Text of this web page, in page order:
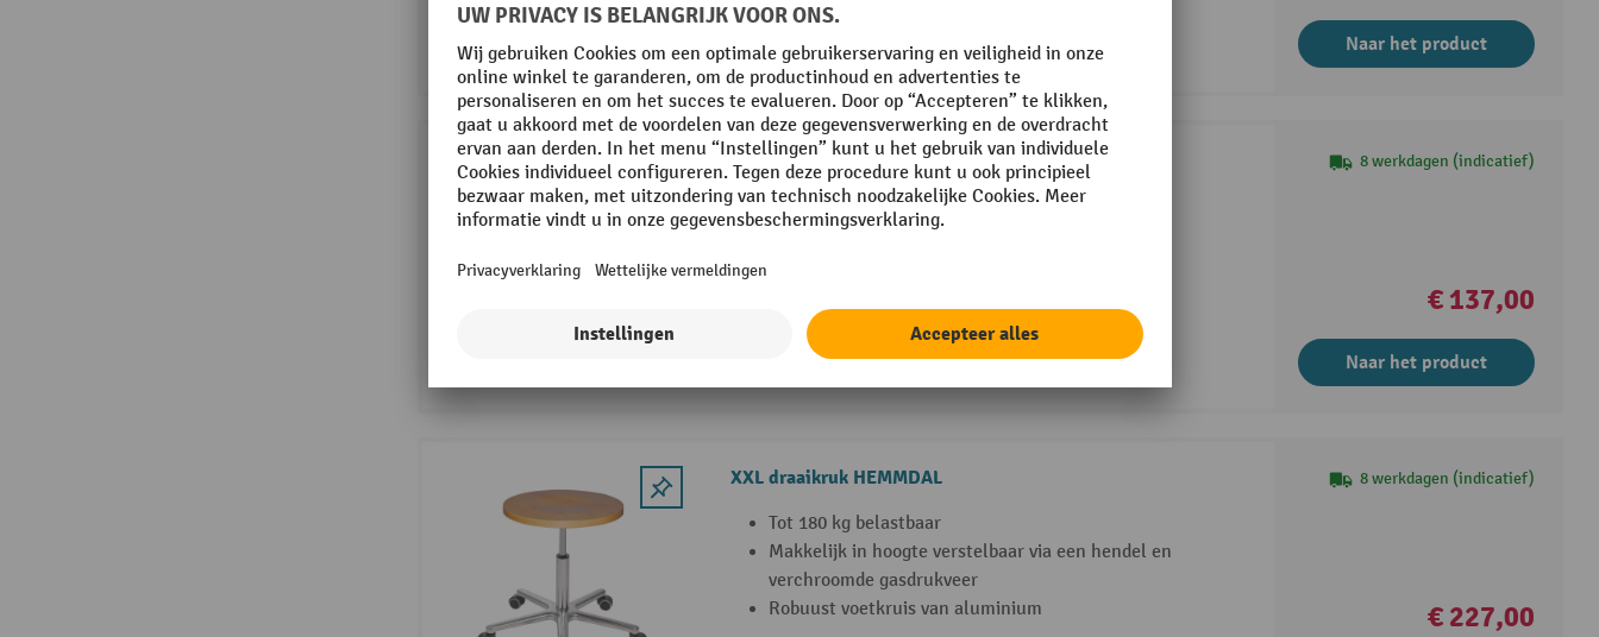
10 Varianten Naar het product
Ronde kruk HEMMDAL
Voet van sterke kunststof
Ergonomisch in hoogte verstelbaar
8 werkdagen (indicatief)
€ 137,00
Naar het product
XXL draaikruk HEMMDAL
Tot 180 kg belastbaar
Makkelijk in hoogte verstelbaar via een hendel en
verchroomde gasdrukveer
Robuust voetkruis van aluminium
8 werkdagen (indicatief)
€ 227,00